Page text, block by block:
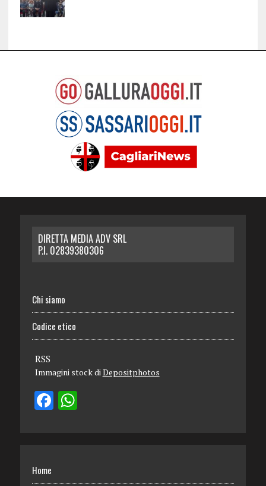
DIRETTA MEDIA ADV SRL
P.I. 02839380306
Chi siamo
Codice etico
RSS
Immagini stock di Depositphotos
Home